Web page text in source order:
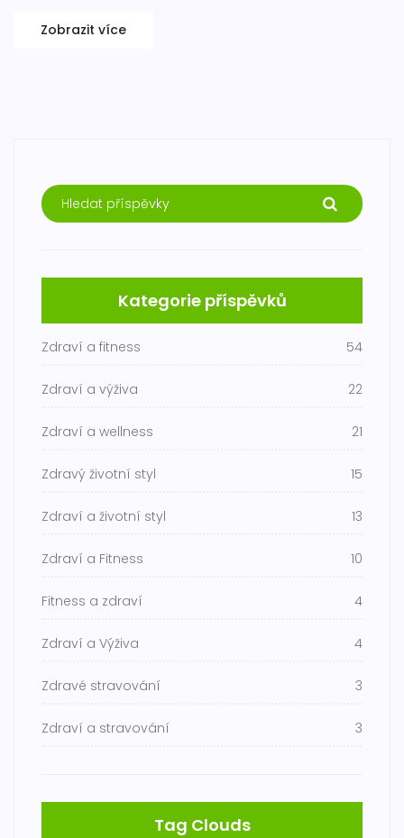
Zobrazit více
Kategorie příspěvků
Zdraví a fitness 54
Zdraví a výživa 22
Zdraví a wellness 21
Zdravý životní styl 15
Zdraví a životní styl 13
Zdraví a Fitness 10
Fitness a zdraví 4
Zdraví a Výživa 4
Zdravé stravování 3
Zdraví a stravování 3
Tag Clouds